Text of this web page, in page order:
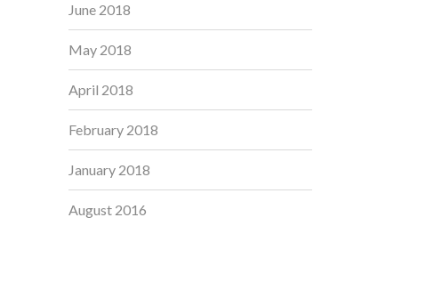
June 2018
May 2018
April 2018
February 2018
January 2018
August 2016